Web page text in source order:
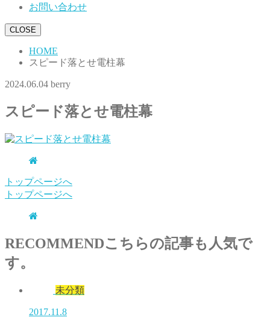
お問い合わせ
CLOSE
HOME
スピード落とせ電柱幕
2024.06.04 berry
スピード落とせ電柱幕
トップページへ
トップページへ
RECOMMENDこちらの記事も人気で
す。
未分類
2017.11.8